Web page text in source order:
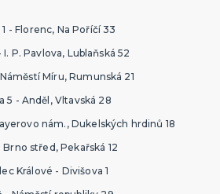
1 - Florenc, Na Poříčí 33
I. P. Pavlova, Lublaňská 52
Míru, Rumunská 21
5 - Anděl, Vltavská 28
nám., Dukelských hrdinů 18
střed, Pekařská 12
Králové - Divišova 1